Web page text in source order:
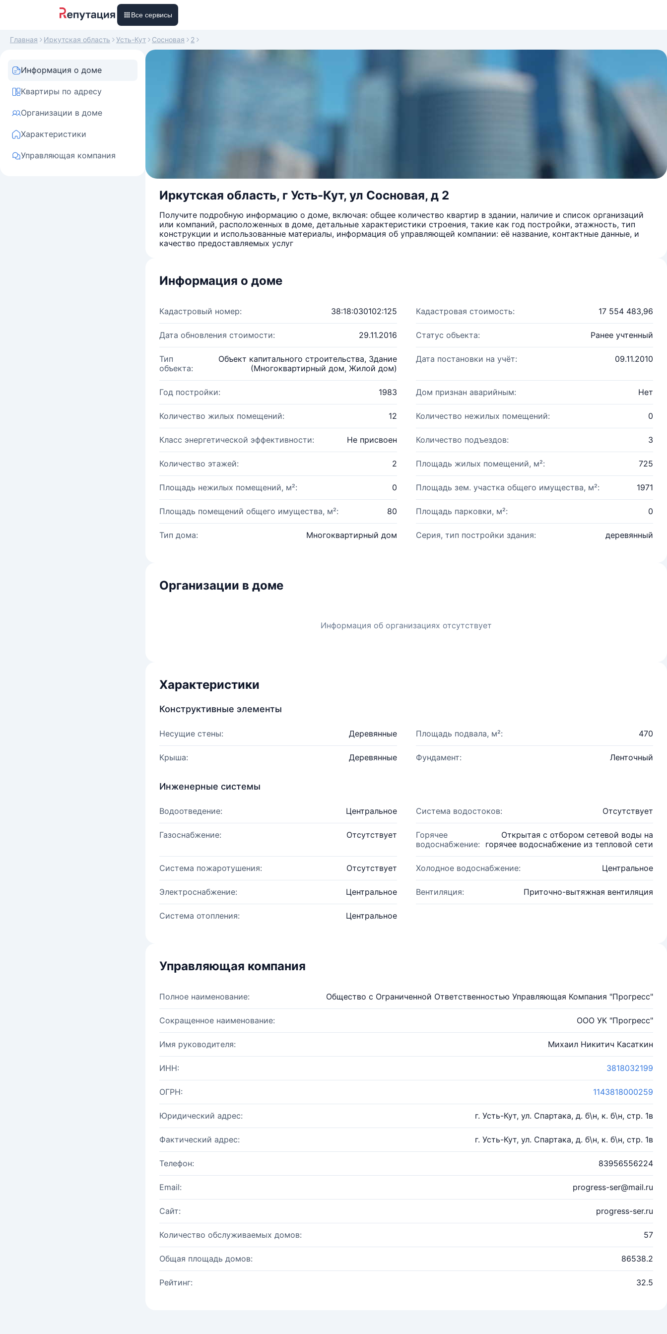
Все сервисы
Главная Иркутская область Усть-Кут Сосновая 2
Информация о доме
Квартиры по адресу
Организации в доме
Характеристики
Управляющая компания
Иркутская область, г Усть-Кут, ул Сосновая, д 2
Получите подробную информацию о доме, включая: общее количество квартир в здании, наличие и список организаций
или компаний, расположенных в доме, детальные характеристики строения, такие как год постройки, этажность, тип
конструкции и использованные материалы, информация об управляющей компании: её название, контактные данные, и
качество предоставляемых услуг
Информация о доме
Кадастровый номер: 38:18:030102:125 Кадастровая стоимость: 17 554 483,96
Дата обновления стоимости: 29.11.2016 Статус объекта: Ранее учтенный
Тип
объекта:
Объект капитального строительства, Здание
(Многоквартирный дом, Жилой дом)
Дата постановки на учёт: 09.11.2010
Год постройки: 1983 Дом признан аварийным: Нет
Количество жилых помещений: 12 Количество нежилых помещений: 0
Класс энергетической эффективности: Не присвоен Количество подъездов: 3
Количество этажей: 2 Площадь жилых помещений, м²: 725
Площадь нежилых помещений, м²: 0 Площадь зем. участка общего имущества, м²: 1971
Площадь помещений общего имущества, м²: 80 Площадь парковки, м²: 0
Тип дома: Многоквартирный дом Серия, тип постройки здания: деревянный
Организации в доме
Информация об организациях отсутствует
Характеристики
Конструктивные элементы
Несущие стены: Деревянные Площадь подвала, м²: 470
Крыша: Деревянные Фундамент: Ленточный
Инженерные системы
Водоотведение: Центральное Система водостоков: Отсутствует
Газоснабжение: Отсутствует
Горячее
водоснабжение:
Открытая с отбором сетевой воды на
горячее водоснабжение из тепловой сети
Система пожаротушения: Отсутствует Холодное водоснабжение: Центральное
Электроснабжение: Центральное Вентиляция: Приточно-вытяжная вентиляция
Система отопления: Центральное
Управляющая компания
Полное наименование: Общество с Ограниченной Ответственностью Управляющая Компания "Прогресс"
Сокращенное наименование: ООО УК "Прогресс"
Имя руководителя: Михаил Никитич Касаткин
ИНН: 3818032199
ОГРН: 1143818000259
Юридический адрес: г. Усть-Кут, ул. Спартака, д. б\н, к. б\н, стр. 1в
Фактический адрес: г. Усть-Кут, ул. Спартака, д. б\н, к. б\н, стр. 1в
Телефон: 83956556224
Email: progress-ser@mail.ru
Сайт: progress-ser.ru
Количество обслуживаемых домов: 57
Общая площадь домов: 86538.2
Рейтинг: 32.5